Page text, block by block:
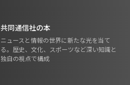
共同通信社の本
ニュースと情報の世界に新たな光を当て
る。歴史、文化、スポーツなど深い知識と
独自の視点で構成